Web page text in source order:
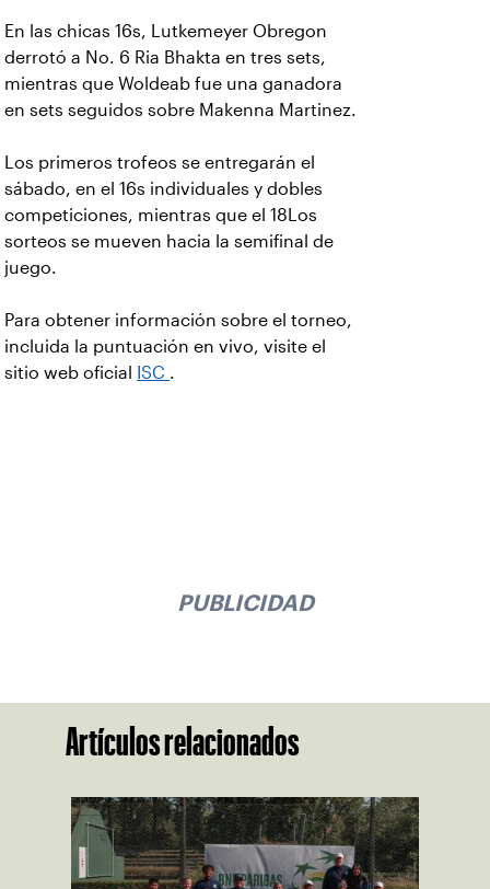
En las chicas 16s, Lutkemeyer Obregon
derrotó a No. 6 Ria Bhakta en tres sets,
mientras que Woldeab fue una ganadora
en sets seguidos sobre Makenna Martinez.
Los primeros trofeos se entregarán el
sábado, en el 16s individuales y dobles
competiciones, mientras que el 18Los
sorteos se mueven hacia la semifinal de
juego.
Para obtener información sobre el torneo,
incluida la puntuación en vivo, visite el
sitio web oficial
ISC .
PUBLICIDAD
Artículos relacionados